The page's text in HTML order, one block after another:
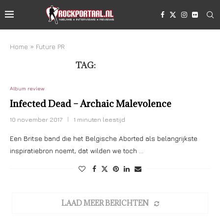
Home » Future PR
TAG:
Album review
Infected Dead – Archaic Malevolence
10 november 2017 1 minuten leestijd
Een Britse band die het Belgische Aborted als belangrijkste
inspiratiebron noemt, dat wilden we toch …
LAAD MEER BERICHTEN